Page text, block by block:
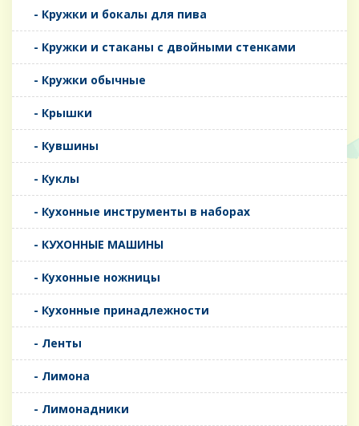
- Кружки и бокалы для пива
- Кружки и стаканы с двойными стенками
- Кружки обычные
- Крышки
- Кувшины
- Куклы
- Кухонные инструменты в наборах
- КУХОННЫЕ МАШИНЫ
- Кухонные ножницы
- Кухонные принадлежности
- Ленты
- Лимона
- Лимонадники